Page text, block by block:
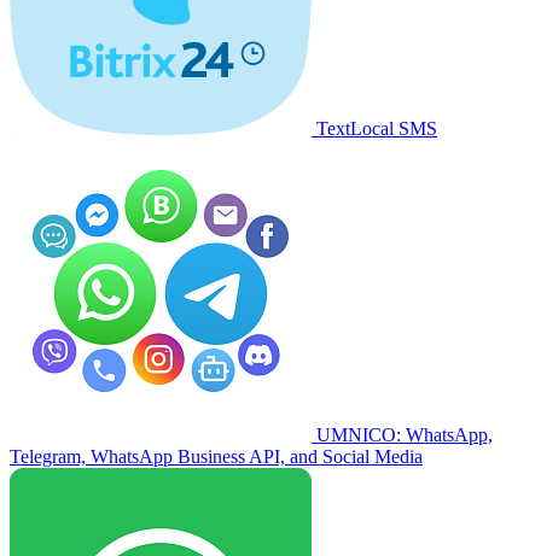
TextLocal SMS
UMNICO: WhatsApp,
Telegram, WhatsApp Business API, and Social Media